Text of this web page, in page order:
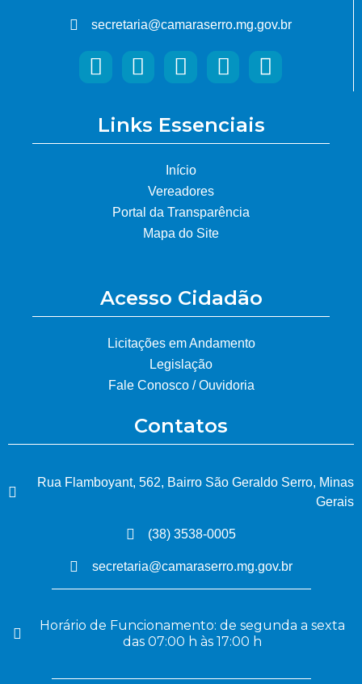
secretaria@camaraserro.mg.gov.br
Links Essenciais
Início
Vereadores
Portal da Transparência
Mapa do Site
Acesso Cidadão
Licitações em Andamento
Legislação
Fale Conosco / Ouvidoria
Contatos
Rua Flamboyant, 562, Bairro São Geraldo Serro, Minas
Gerais
(38) 3538-0005
secretaria@camaraserro.mg.gov.br
Horário de Funcionamento: de segunda a sexta
das 07:00 h às 17:00 h